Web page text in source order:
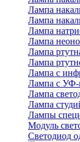
Лампа
Лампа
Лампа
Лампа
Лампа
Лампа
Лампа с
Лампа с УФ-
Лампа
Лампа
Лампы
Модуль
Светодиод